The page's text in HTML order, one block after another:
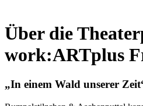
Über die
work:ARTplus
„In einem Wald unserer